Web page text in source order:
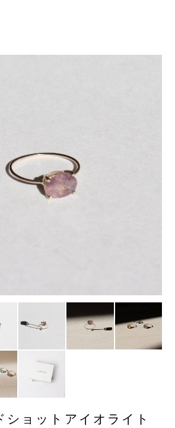
ショットアイオライト